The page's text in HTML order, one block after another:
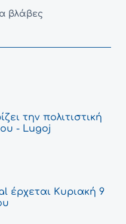
βλάβες
την πολιτιστική
- Lugoj
έρχεται Κυριακή 9